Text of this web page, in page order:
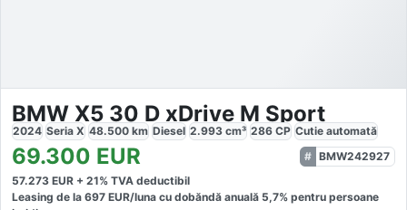
BMW X5 30 D xDrive M Sport
2024 Seria X 48.500 km Diesel 2.993 cm³ 286 CP Cutie automată
69.300 EUR
BMW242927
57.273 EUR + 21% TVA deductibil
Leasing de la 697 EUR/luna cu dobăndă anuală 5,7% pentru persoane